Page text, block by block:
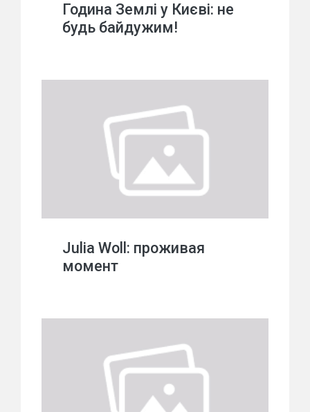
Година Землі у Києві: не
будь байдужим!
Julia Woll: проживая
момент